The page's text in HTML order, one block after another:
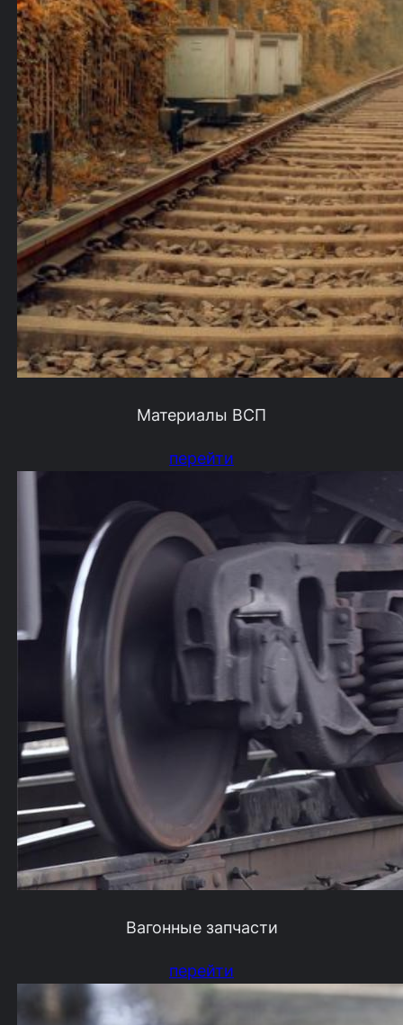
Материалы ВСП
перейти
Вагонные запчасти
перейти